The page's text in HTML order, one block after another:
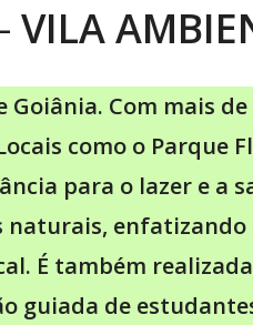
VILA
Com mais
como o Parque
para o lazer e a
naturais,
É também
guiada de